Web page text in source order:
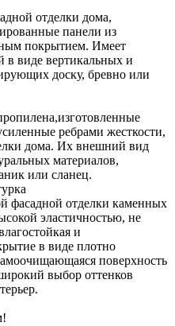
отделки дома,
панели из
покрытием. Имеет
в виде вертикальных и
доску, бревно или
ребрами жесткости,
дома. Их внешний вид
материалов,
или сланец.
фасадной отделки каменных
эластичностью, не
и
в виде плотно
поверхность
выбор оттенков